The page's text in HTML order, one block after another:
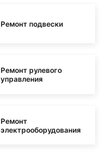
Ремонт подвески
Ремонт рулевого
управления
Ремонт
электрооборудования